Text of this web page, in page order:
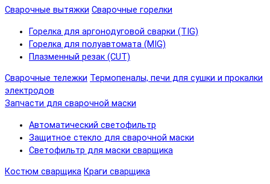
Сварочные вытяжки Сварочные горелки
Горелка для аргонодуговой сварки (TIG)
Горелка для полуавтомата (MIG)
Плазменный резак (CUT)
Сварочные тележки Термопеналы, печи для сушки и прокалки
электродов
Запчасти для сварочной маски
Автоматический светофильтр
Защитное стекло для сварочной маски
Светофильтр для маски сварщика
Костюм сварщика Краги сварщика